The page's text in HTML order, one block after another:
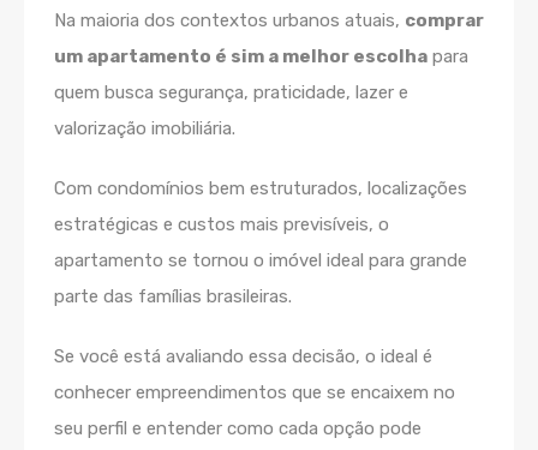
Na maioria dos contextos urbanos atuais, comprar
um apartamento é sim a melhor escolha para
quem busca segurança, praticidade, lazer e
valorização imobiliária.
Com condomínios bem estruturados, localizações
estratégicas e custos mais previsíveis, o
apartamento se tornou o imóvel ideal para grande
parte das famílias brasileiras.
Se você está avaliando essa decisão, o ideal é
conhecer empreendimentos que se encaixem no
seu perfil e entender como cada opção pode